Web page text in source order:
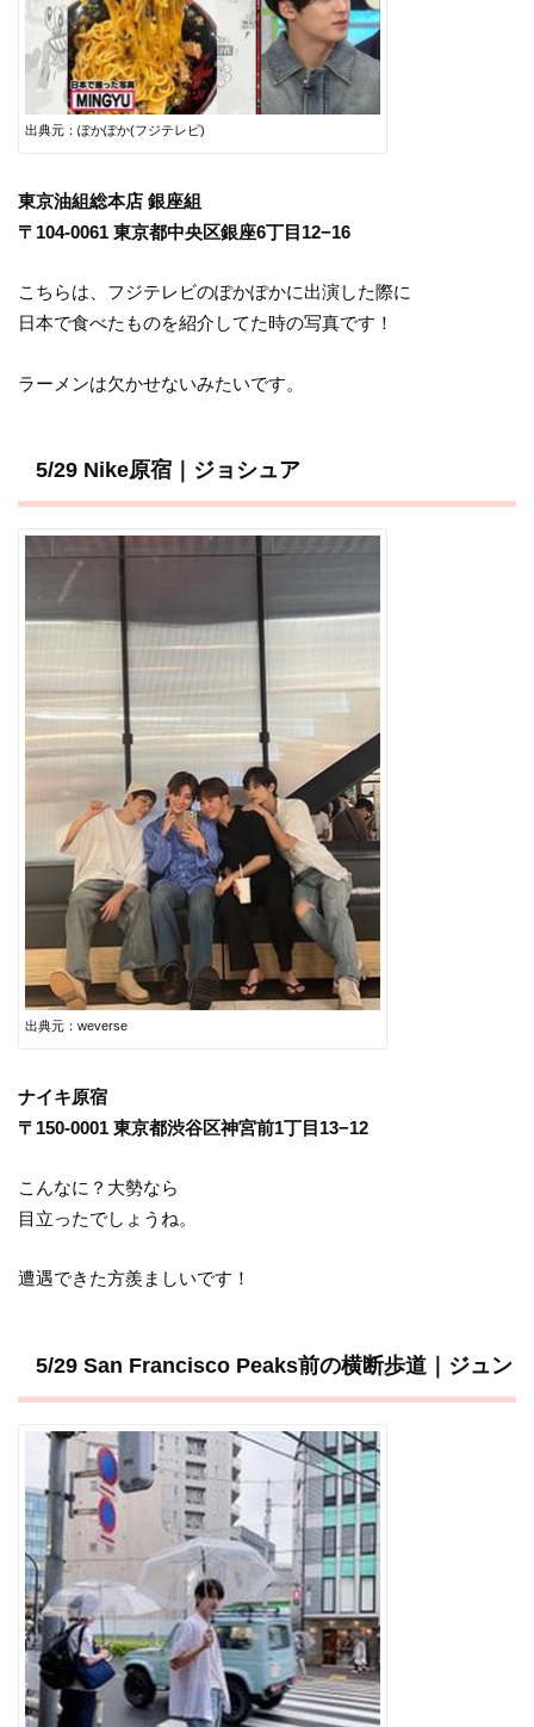
出典元：ぽかぽか(フジテレビ)
東京油組総本店 銀座組
〒104-0061 東京都中央区銀座6丁目12−16
こちらは、フジテレビのぽかぽかに出演した際に
日本で食べたものを紹介してた時の写真です！
ラーメンは欠かせないみたいです。
5/29 Nike原宿｜ジョシュア
出典元：weverse
ナイキ原宿
〒150-0001 東京都渋谷区神宮前1丁目13−12
こんなに？大勢なら
目立ったでしょうね。
遭遇できた方羨ましいです！
5/29 San Francisco Peaks前の横断歩道｜ジュン